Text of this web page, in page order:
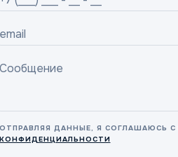
ОТПРАВЛЯЯ ДАННЫЕ, Я СОГЛАШАЮСЬ С
КОНФИДЕНЦИАЛЬНОСТИ